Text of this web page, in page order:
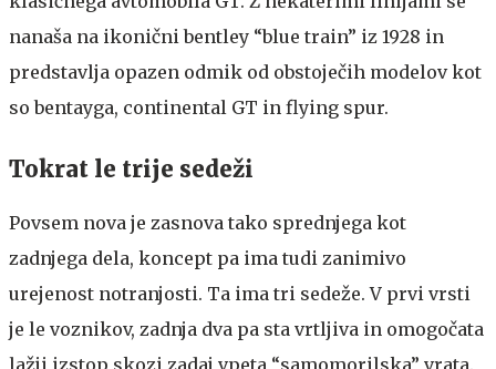
nanaša na ikonični bentley “blue train” iz 1928 in
predstavlja opazen odmik od obstoječih modelov kot
so bentayga, continental GT in flying spur.
Tokrat le trije sedeži
Povsem nova je zasnova tako sprednjega kot
zadnjega dela, koncept pa ima tudi zanimivo
urejenost notranjosti. Ta ima tri sedeže. V prvi vrsti
je le voznikov, zadnja dva pa sta vrtljiva in omogočata
lažji izstop skozi zadaj vpeta “samomorilska” vrata.